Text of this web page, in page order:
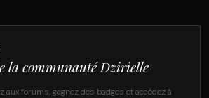
la communauté Dzirielle
aux forums, gagnez des badges et accédez à